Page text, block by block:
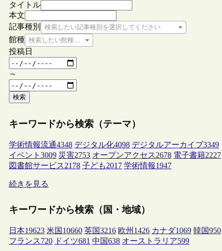
タイトル
本文
記事種別
検索したい記事種別を選択してください
館種 検索したい館種を選択してください
投稿日
～
検索
キーワードから検索（テーマ）
学術情報流通4348 デジタル化4098 デジタルアーカイブ3349
イベント 3009 災害2753 オープンアクセス2678 電子書籍2227
図書館サービス2178 子ども2017 学術情報1947
続きを見る
キーワードから検索（国・地域）
日本19623 米国 10660 英国3216 欧州 1426 カナダ1069 韓国950
フランス720 ドイツ681 中国638 オーストラリア599